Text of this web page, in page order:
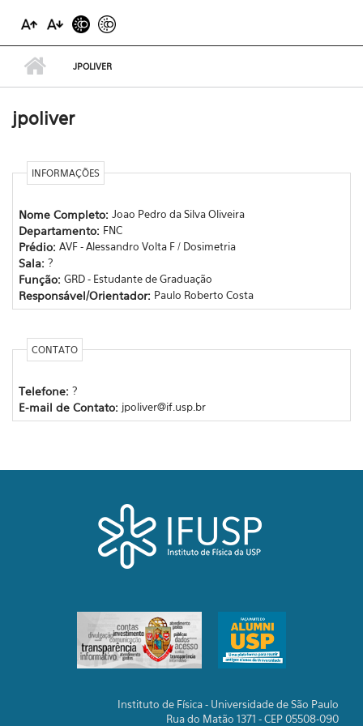
JPOLIVER
jpoliver
INFORMAÇÕES
Nome Completo: Joao Pedro da Silva Oliveira
Departamento: FNC
Prédio: AVF - Alessandro Volta F / Dosimetria
Sala: ?
Função: GRD - Estudante de Graduação
Responsável/Orientador: Paulo Roberto Costa
CONTATO
Telefone: ?
E-mail de Contato: jpoliver@if.usp.br
Instituto de Física - Universidade de São Paulo
Rua do Matão 1371 - CEP 05508-090